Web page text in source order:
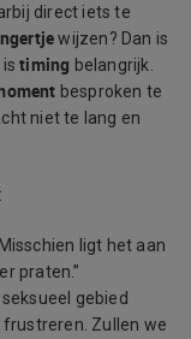
direct iets te
wijzen? Dan is
istiming belangrijk.
besproken te
niet te lang en
ligt het aan
praten.”
gebied
Zullen we